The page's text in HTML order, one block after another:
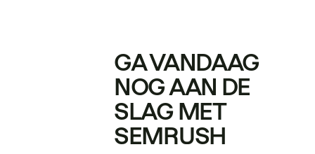
GA VANDAAG
NOG AAN DE
SLAG MET
SEMRUSH